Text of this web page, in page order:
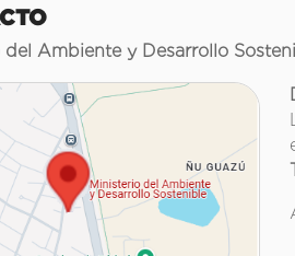
del Ambiente y Desarrollo